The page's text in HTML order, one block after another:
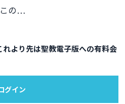
の…
より先は聖教電子版への有料会
グイン